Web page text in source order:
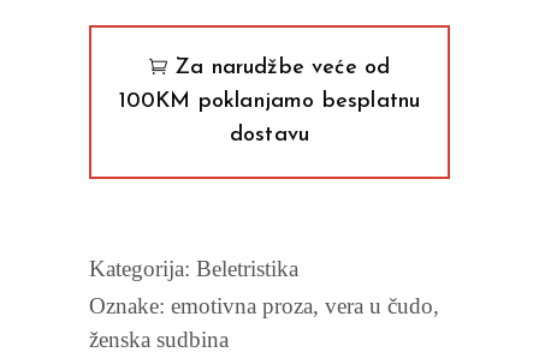
Ljiljana
Habjanović
Đurović
quantity
Za narudžbe veće od
100KM poklanjamo besplatnu
dostavu
Kategorija: Beletristika
Oznake: emotivna proza, vera u čudo,
ženska sudbina